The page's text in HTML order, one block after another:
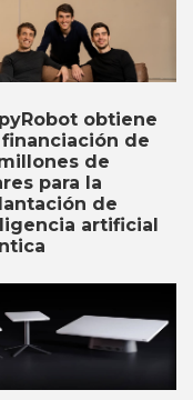
obtiene
financiación de
de
para la
de
artificial